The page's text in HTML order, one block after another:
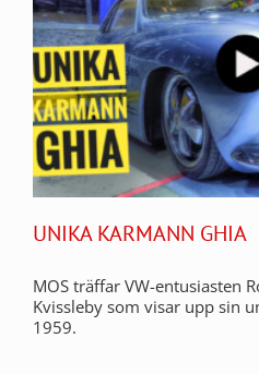
UNIKA KARMANN GHIA
MOS träffar VW-entusiasten
Kvissleby som visar upp sin
1959.